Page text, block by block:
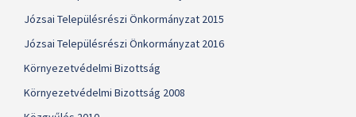
Józsai Településrészi Önkormányzat 2015
Józsai Településrészi Önkormányzat 2016
Környezetvédelmi Bizottság
Környezetvédelmi Bizottság 2008